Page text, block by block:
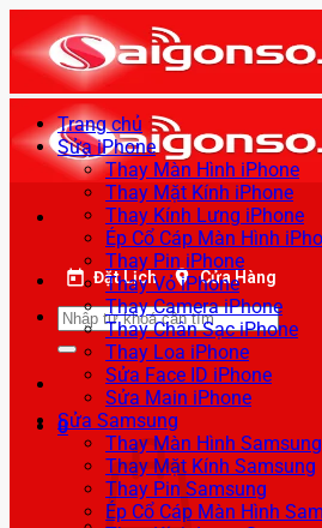
qua
nội
dung
Đặt Lịch Cửa Hàng
Tìm
kiếm:
0
Trang chủ
Sửa iPhone
Thay Màn Hình iPhone
Thay Mặt Kính iPhone
Thay Kính Lưng iPhone
Ép Cổ Cáp Màn Hình
Thay Pin iPhone
Thay Vỏ iPhone
Thay Camera iPhone
Thay Chân Sạc iPhone
Thay Loa iPhone
Sửa Face ID iPhone
Sửa Main iPhone
Sửa Samsung
Thay Màn Hình Samsung
Thay Mặt Kính Samsung
Thay Pin Samsung
Ép Cổ Cáp Màn Hình